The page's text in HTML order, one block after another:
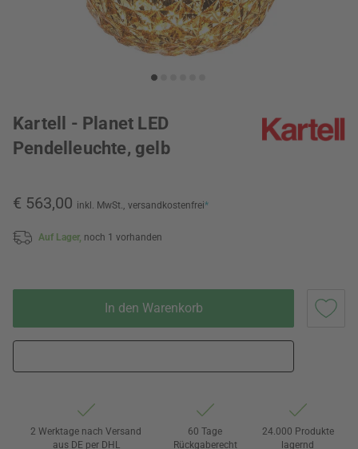
Kartell - Planet LED
Pendelleuchte, gelb
€ 563,00 inkl. MwSt., versandkostenfrei*
Auf Lager, noch 1 vorhanden
In den Warenkorb
2 Werktage nach Versand
aus DE per DHL
60 Tage
Rückgaberecht
24.000 Produkte
lagernd